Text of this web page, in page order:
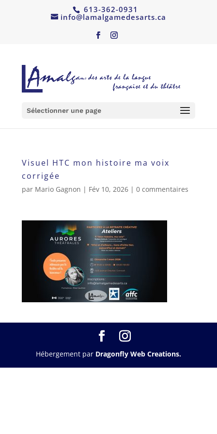
613-362-0931
info@lamalgamedesarts.ca
Sélectionner une page
Visuel HTC mon histoire ma voix
corrigée
par Mario Gagnon | Fév 10, 2026| 0 commentaires
Hébergement par Dragonfly Web Creations.